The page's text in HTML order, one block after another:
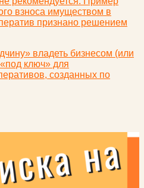
взноса имуществом в
признано решением
владеть бизнесом (или
ключ» для
созданных по